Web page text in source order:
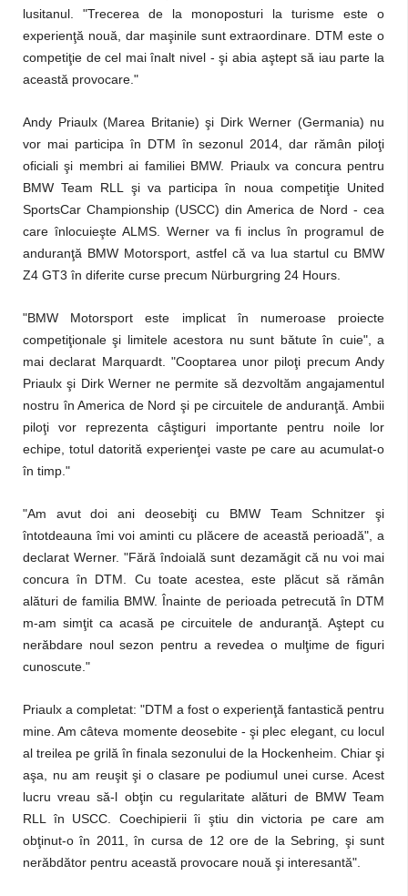
lusitanul. "Trecerea de la monoposturi la turisme este o
experienţă nouă, dar maşinile sunt extraordinare. DTM este o
competiţie de cel mai înalt nivel - şi abia aştept să iau parte la
această provocare."
Andy Priaulx (Marea Britanie) şi Dirk Werner (Germania) nu
vor mai participa în DTM în sezonul 2014, dar rămân piloţi
oficiali şi membri ai familiei BMW. Priaulx va concura pentru
BMW Team RLL şi va participa în noua competiţie United
SportsCar Championship (USCC) din America de Nord - cea
care înlocuieşte ALMS. Werner va fi inclus în programul de
anduranţă BMW Motorsport, astfel că va lua startul cu BMW
Z4 GT3 în diferite curse precum Nürburgring 24 Hours.
"BMW Motorsport este implicat în numeroase proiecte
competiţionale şi limitele acestora nu sunt bătute în cuie", a
mai declarat Marquardt. "Cooptarea unor piloţi precum Andy
Priaulx şi Dirk Werner ne permite să dezvoltăm angajamentul
nostru în America de Nord şi pe circuitele de anduranţă. Ambii
piloţi vor reprezenta câştiguri importante pentru noile lor
echipe, totul datorită experienţei vaste pe care au acumulat-o
în timp."
"Am avut doi ani deosebiţi cu BMW Team Schnitzer şi
întotdeauna îmi voi aminti cu plăcere de această perioadă", a
declarat Werner. "Fără îndoială sunt dezamăgit că nu voi mai
concura în DTM. Cu toate acestea, este plăcut să rămân
alături de familia BMW. Înainte de perioada petrecută în DTM
m-am simţit ca acasă pe circuitele de anduranţă. Aştept cu
nerăbdare noul sezon pentru a revedea o mulţime de figuri
cunoscute."
Priaulx a completat: "DTM a fost o experienţă fantastică pentru
mine. Am câteva momente deosebite - şi plec elegant, cu locul
al treilea pe grilă în finala sezonului de la Hockenheim. Chiar şi
aşa, nu am reuşit şi o clasare pe podiumul unei curse. Acest
lucru vreau să-l obţin cu regularitate alături de BMW Team
RLL în USCC. Coechipierii îi ştiu din victoria pe care am
obţinut-o în 2011, în cursa de 12 ore de la Sebring, şi sunt
nerăbdător pentru această provocare nouă şi interesantă".